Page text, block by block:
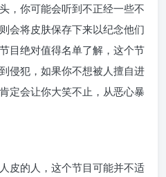
，你可能会听到不正经一些不
会将皮肤保存下来以纪念他们
目绝对值得名单了解，这个节
侵犯，如果你不想被人擅自进
定会让你大笑不止，从恶心暴
皮的人，这个节目可能并不适